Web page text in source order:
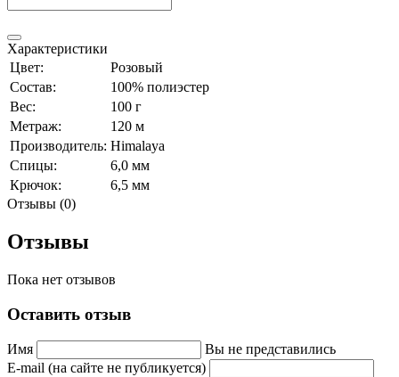
Характеристики
Цвет:
Розовый
Состав:
100% полиэстер
Вес:
100 г
Метраж:
120 м
Производитель: Himalaya
Спицы:
6,0 мм
Крючок:
6,5 мм
Отзывы (0)
Отзывы
Пока нет отзывов
Оставить отзыв
Имя
Вы не представились
E-mail (на сайте не публикуется)